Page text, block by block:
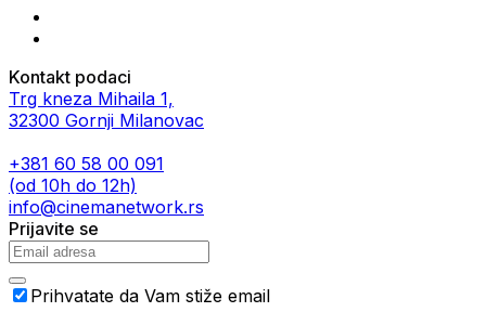
Kontakt podaci
Trg kneza Mihaila 1,
32300 Gornji Milanovac
+381 60 58 00 091
(od 10h do 12h)
info@cinemanetwork.rs
Prijavite se
Prihvatate da Vam stiže email